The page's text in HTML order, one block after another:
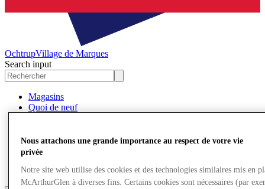
OchtrupVillage de Marques
Search input
Magasins
Quoi de neuf
Visite
Cartes cadeaux
Carrières
Nous attachons une grande importance au respect de votre vie
privée
Notre site web utilise des cookies et des technologies similaires mis en
McArthurGlen à diverses fins. Certains cookies sont nécessaires (par